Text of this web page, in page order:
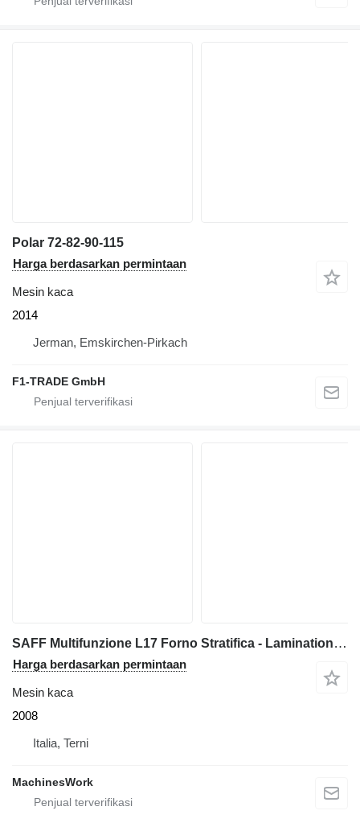
Polar 72-82-90-115
Harga berdasarkan permintaan
Mesin kaca
2014
Jerman, Emskirchen-Pirkach
F1-TRADE GmbH
SAFF Multifunzione L17 Forno Stratifica - Lamination and Fu
Harga berdasarkan permintaan
Mesin kaca
2008
Italia, Terni
MachinesWork